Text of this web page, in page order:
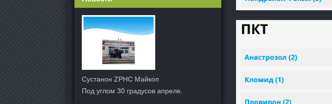
Сустанон ZPHC Майкоп
Под углом 30 градусов апреле.